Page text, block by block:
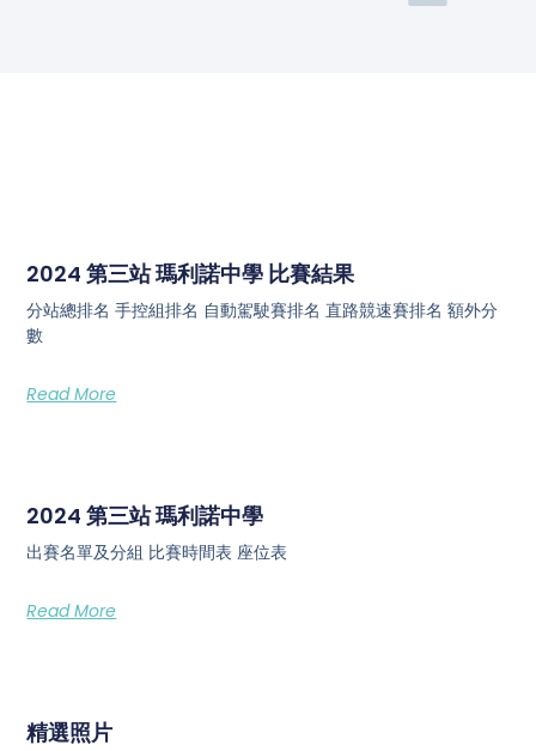
2024 第三站 瑪利諾中學 比賽結果
分站總排名 手控組排名 自動駕駛賽排名 直路競速賽排名 額外分
數
Read More
2024 第三站 瑪利諾中學
出賽名單及分組 比賽時間表 座位表
Read More
精選照片